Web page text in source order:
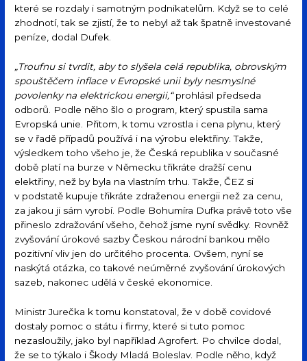
které se rozdaly i samotným podnikatelům. Když se to celé
zhodnotí, tak se zjistí, že to nebyl až tak špatně investované
peníze, dodal Dufek.
„Troufnu si tvrdit, aby to slyšela celá republika, obrovským
spouštěčem inflace v Evropské unii byly nesmyslné
povolenky na elektrickou energii,“prohlásil předseda
odborů. Podle něho šlo o program, který spustila sama
Evropská unie. Přitom, k tomu vzrostla i cena plynu, který
se v řadě případů používá i na výrobu elektřiny. Takže,
výsledkem toho všeho je, že Česká republika v současné
době platí na burze v Německu třikráte dražší cenu
elektřiny, než by byla na vlastním trhu. Takže, ČEZ si
v podstatě kupuje třikráte zdraženou energii než za cenu,
za jakou ji sám vyrobí. Podle Bohumíra Dufka právě toto vše
přineslo zdražování všeho, čehož jsme nyní svědky. Rovněž
zvyšování úrokové sazby Českou národní bankou mělo
pozitivní vliv jen do určitého procenta. Ovšem, nyní se
naskýtá otázka, co takové neúměrné zvyšování úrokových
sazeb, nakonec udělá v české ekonomice.
Ministr Jurečka k tomu konstatoval, že v době covidové
dostaly pomoc o státu i firmy, které si tuto pomoc
nezasloužily, jako byl například Agrofert. Po chvilce dodal,
že se to týkalo i Škody Mladá Boleslav. Podle něho, když